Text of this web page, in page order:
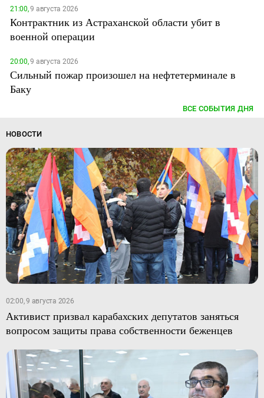
21:00,9 августа 2026
Контрактник из Астраханской области убит в
военной операции
20:00,9 августа 2026
Сильный пожар произошел на нефтетерминале в
Баку
ВСЕ СОБЫТИЯ ДНЯ
НОВОСТИ
02:00, 9 августа 2026
Активист призвал карабахских депутатов заняться
вопросом защиты права собственности беженцев